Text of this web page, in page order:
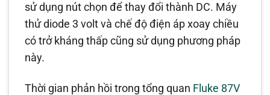
sử dụng nút chọn để thay đổi thành DC. Máy
thử diode 3 volt và chế độ điện áp xoay chiều
có trở kháng thấp cũng sử dụng phương pháp
này.
Thời gian phản hồi trong tổng quan Fluke 87V